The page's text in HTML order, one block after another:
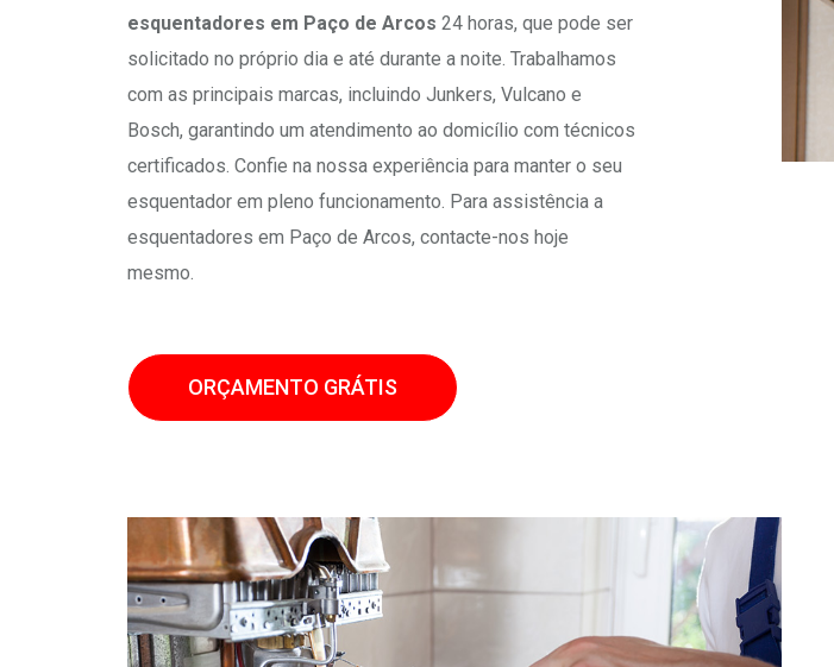
esquentadores em Paço de Arcos 24 horas, que pode ser
solicitado no próprio dia e até durante a noite. Trabalhamos
com as principais marcas, incluindo Junkers, Vulcano e
Bosch, garantindo um atendimento ao domicílio com técnicos
certificados. Confie na nossa experiência para manter o seu
esquentador em pleno funcionamento. Para assistência a
esquentadores em Paço de Arcos, contacte-nos hoje
mesmo.
ORÇAMENTO GRÁTIS